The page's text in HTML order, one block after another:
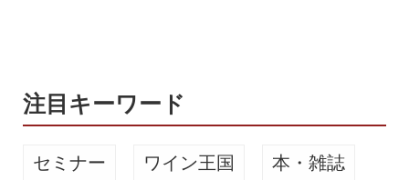
注目キーワード
セミナー ワイン王国 本・雑誌